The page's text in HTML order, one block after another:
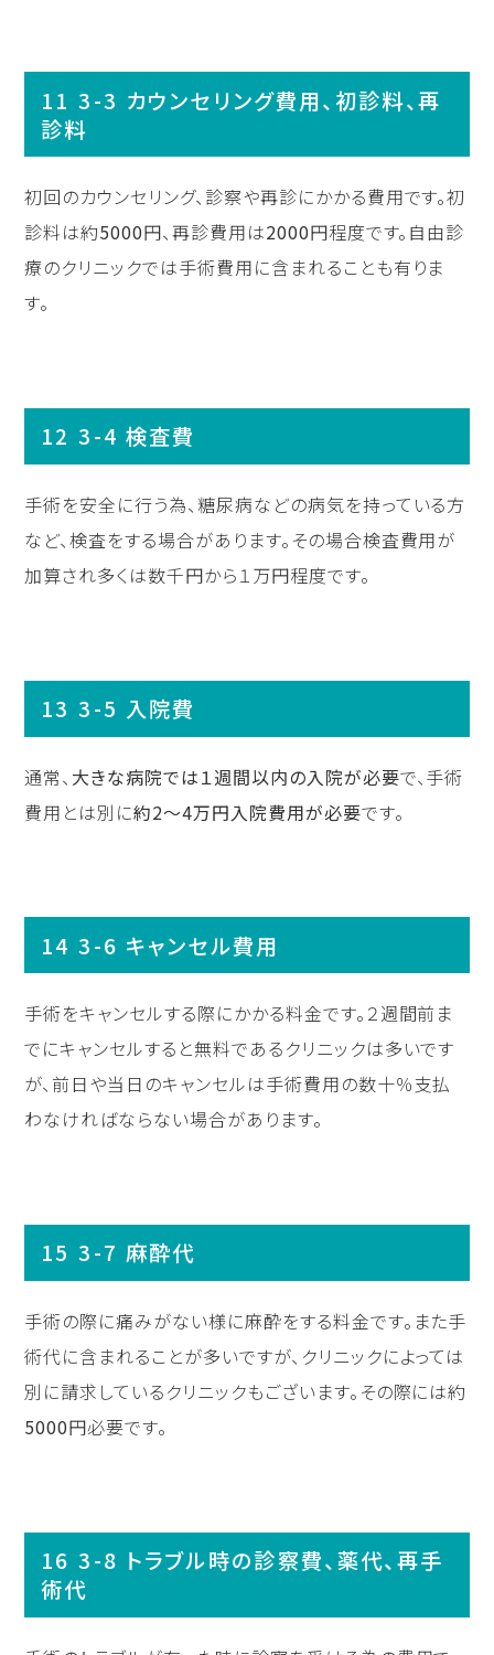
3-3 カウンセリング費用、初診料、再
診料
初回のカウンセリング、診察や再診にかかる費用です。初
診料は約5000円、再診費用は2000円程度です。自由診
療のクリニックでは手術費用に含まれることも有りま
す。
3-4 検査費
手術を安全に行う為、糖尿病などの病気を持っている方
など、検査をする場合があります。その場合検査費用が
加算され多くは数千円から１万円程度です。
3-5 入院費
通常、 大きな病院では１週間以内の入院が必要で、手術
費用とは別に約2〜4万円入院費用が必要です。
3-6 キャンセル費用
手術をキャンセルする際にかかる料金です。２週間前ま
でにキャンセルすると無料であるクリニックは多いです
が、前日や当日のキャンセルは手術費用の数十％支払
わなければならない場合があります。
3-7 麻酔代
手術の際に痛みがない様に麻酔をする料金です。また手
術代に含まれることが多いですが、クリニックによっては
別に請求しているクリニックもございます。その際には約
5000円必要です。
3-8 トラブル時の診察費、薬代、再手
術代